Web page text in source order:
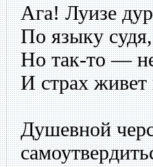
Ага! Луизе
По языку
Но так-то —
И страх
Душевной